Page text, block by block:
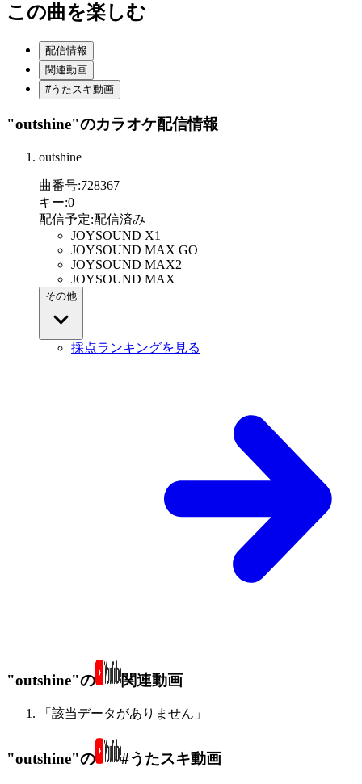
この曲を楽しむ
配信情報
関連動画
#うたスキ動画
"outshine"のカラオケ配信情報
outshine
曲番号:728367
キー:0
配信予定:配信済み
JOYSOUND X1
JOYSOUND MAX GO
JOYSOUND MAX2
JOYSOUND MAX
その他
採点ランキングを見る
"outshine"の 関連動画
「該当データがありません」
"outshine"の #うたスキ動画